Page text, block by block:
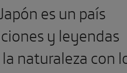
es un país
y leyendas
naturaleza con